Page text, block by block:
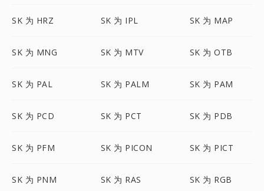
SK 为 HRZ SK 为 IPL SK 为 MAP
SK 为 MNG SK 为 MTV SK 为 OTB
SK 为 PAL SK 为 PALM SK 为 PAM
SK 为 PCD SK 为 PCT SK 为 PDB
SK 为 PFM SK 为 PICON SK 为 PICT
SK 为 PNM SK 为 RAS SK 为 RGB